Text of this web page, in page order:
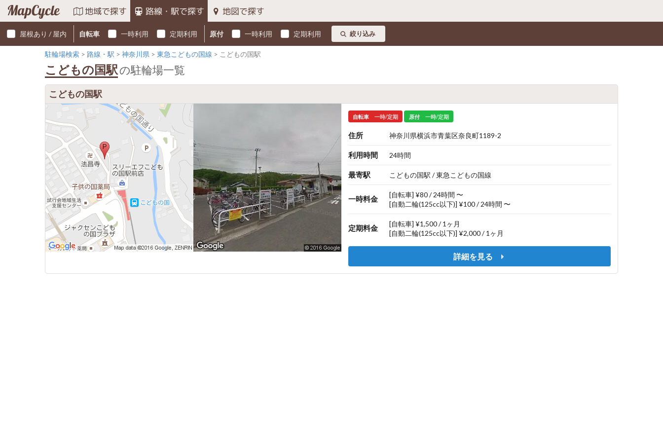
MapCycle 地域で探す 路線・駅で探す 地図で探す
屋根あり / 屋内 自転車 一時利用 定期利用 原付 一時利用 定期利用 絞り込み
駐輪場検索 路線・駅 神奈川県 東急こどもの国線 こどもの国駅
こどもの国駅の駐輪場一覧
こどもの国駅
自転車 一時/定期 原付 一時/定期
住所 神奈川県横浜市青葉区奈良町1189-2
利用時間 24時間
最寄駅 こどもの国駅 / 東急こどもの国線
一時料金
[自転車] ¥80 / 24時間 〜
[自動二輪(125cc以下)] ¥100 / 24時間 〜
定期料金
[自転車] ¥1,500 / 1ヶ月
[自動二輪(125cc以下)] ¥2,000 / 1ヶ月
詳細を見る